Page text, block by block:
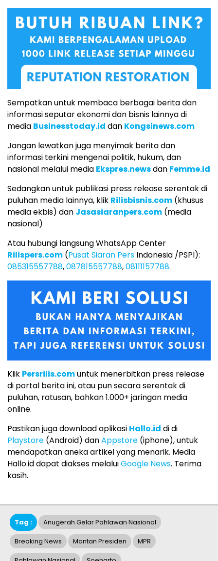
Sempatkan untuk membaca berbagai berita dan
informasi seputar ekonomi dan bisnis lainnya di
media Businesstoday.id dan Kongsinews.com
Jangan lewatkan juga menyimak berita dan
informasi terkini mengenai politik, hukum, dan
nasional melalui media Ekspres.newsdan Femme.id
Sedangkan untuk publikasi press release serentak di
puluhan media lainnya, klik Rilisbisnis.com (khusus
media ekbis) dan Jasasiaranpers.com (media
nasional)
Atau hubungi langsung WhatsApp Center
Rilispers.com (Pusat Siaran Pers Indonesia /PSPI):
085315557788,087815557788,08111157788.
Klik Persrilis.comuntuk menerbitkan press release
di portal berita ini, atau pun secara serentak di
puluhan, ratusan, bahkan 1.000+ jaringan media
online.
Pastikan juga download aplikasi Hallo.id di di
Playstore (Android) danAppstore (iphone), untuk
mendapatkan aneka artikel yang menarik. Media
Hallo.id dapat diakses melaluiGoogle News. Terima
kasih.
Tag : Anugerah Gelar Pahlawan Nasional
Breaking News Mantan Presiden MPR